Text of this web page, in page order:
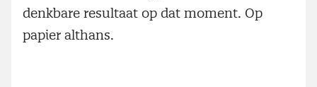
denkbare resultaat op dat moment. Op
papier althans.